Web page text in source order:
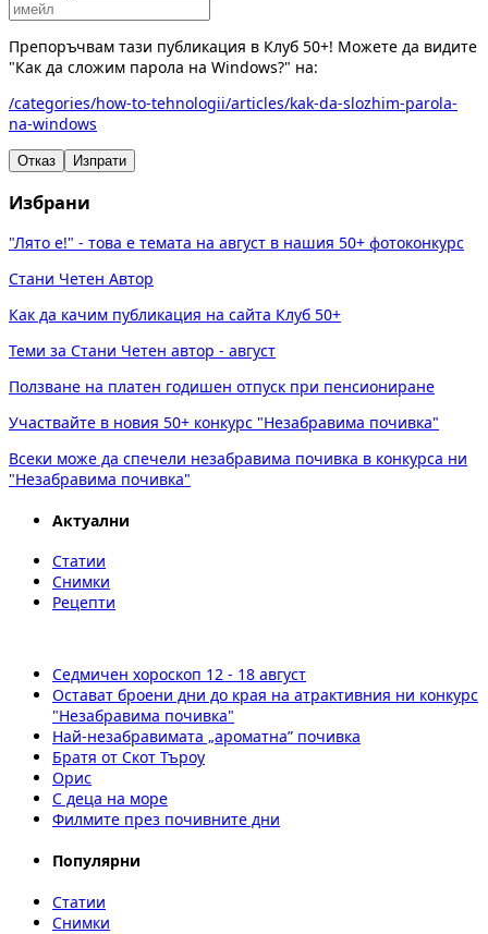
Препоръчвам тази публикация в Клуб 50+! Можете да видите
"Как да сложим парола на Windows?" на:
/categories/how-to-tehnologii/articles/kak-da-slozhim-parola-
na-windows
Отказ Изпрати
Избрани
"Лято е!" - това е темата на август в нашия 50+ фотоконкурс
Стани Четен Автор
Как да качим публикация на сайта Клуб 50+
Теми за Стани Четен автор - август
Ползване на платен годишен отпуск при пенсиониране
Участвайте в новия 50+ конкурс "Незабравима почивка"
Всеки може да спечели незабравима почивка в конкурса ни
"Незабравима почивка"
Актуални
Статии
Снимки
Рецепти
Седмичен хороскоп 12 - 18 август
Остават броени дни до края на атрактивния ни конкурс
"Незабравима почивка"
Най-незабравимата „ароматна” почивка
Братя от Скот Търоу
Орис
С деца на море
Филмите през почивните дни
Популярни
Статии
Снимки